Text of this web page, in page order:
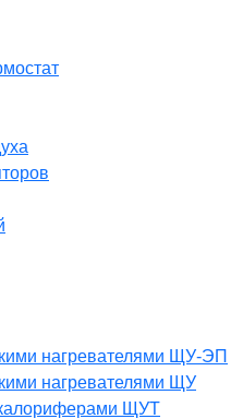
нагревателями ЩУ-ЭП
нагревателями ЩУ
ЩУТ